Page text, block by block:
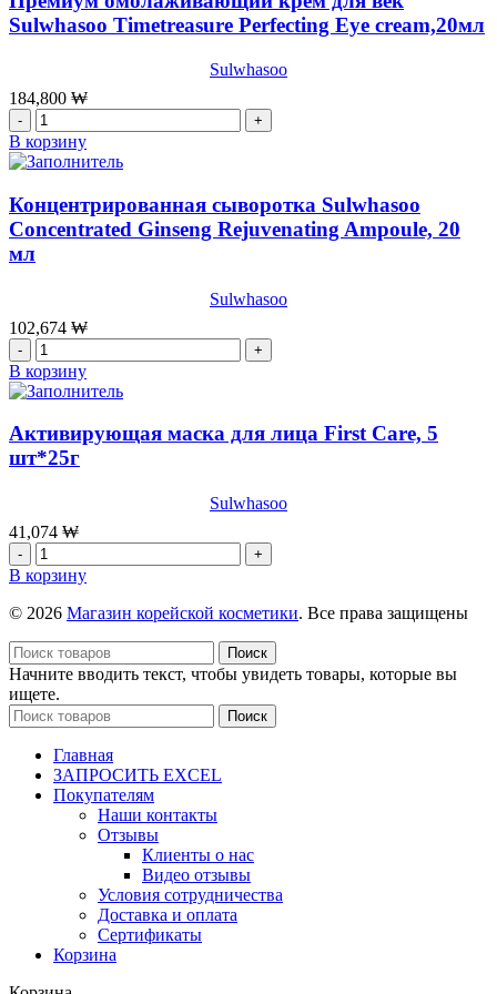
шт
воспалений
SPOT
VT,48шт
Sulwhasoo Timetreasure Perfecting Eye cream,20мл
Sulwhasoo
184,800 ₩
Количество
товара
Премиум
для
век
Sulwhasoo
cream,20мл
В корзину
Концентрированная сыворотка Sulwhasoo
Concentrated Ginseng Rejuvenating Ampoule, 20
мл
Sulwhasoo
102,674 ₩
Количество
товара
Концентрированная
Sulwhasoo
Concentrated
Ginseng
20
мл
В корзину
Активирующая маска для лица First Care, 5
шт*25г
Sulwhasoo
41,074 ₩
Количество
товара
Активирующая
маска
лица
First
Care,
5
шт*25г
В корзину
© 2026 Магазин корейской косметики. Все права защищены
Поиск
Начните вводить текст, чтобы увидеть товары, которые вы
ищете.
Поиск
Главная
ЗАПРОСИТЬ EXCEL
Покупателям
Наши контакты
Отзывы
Клиенты о нас
Видео отзывы
Условия сотрудничества
Доставка и оплата
Сертификаты
Корзина